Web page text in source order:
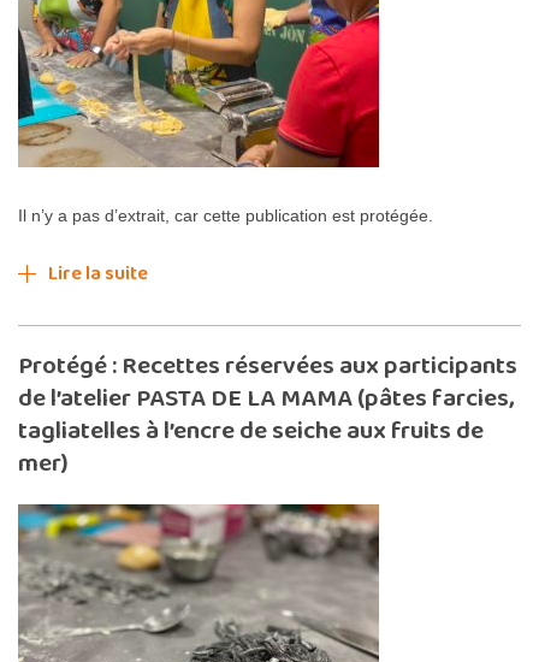
Il n’y a pas d’extrait, car cette publication est protégée.
Lire la suite
Protégé : Recettes réservées aux participants
de l’atelier PASTA DE LA MAMA (pâtes farcies,
tagliatelles à l’encre de seiche aux fruits de
mer)